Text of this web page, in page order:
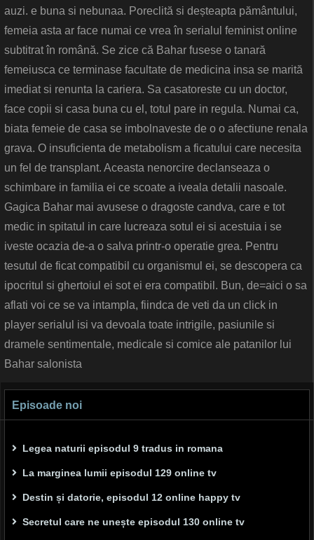
auzi. e buna si nebunaa. Poreclită si deșteapta pământului,
femeia asta ar face numai ce vrea în serialul feminist online
subtitrat în română. Se zice că Bahar fusese o tanară
femeiusca ce terminase facultate de medicina insa se marită
imediat si renunta la cariera. Sa casatoreste cu un doctor,
face copii si casa buna cu el, totul pare in regula. Numai ca,
biata femeie de casa se imbolnaveste de o o afectiune renala
grava. O insuficienta de metabolism a ficatului care necesita
un fel de transplant. Aceasta nenorcire declanseaza o
schimbare in familia ei ce scoate a iveala detalii nasoale.
Gagica Bahar mai avusese o dragoste candva, care e tot
medic in spitatul in care lucreaza sotul ei si acestuia i se
iveste ocazia de-a o salva printr-o operatie grea. Pentru
tesutul de ficat compatibil cu organismul ei, se descopera ca
ipocritul si ghertoiul ei sot ei era compatibil. Bun, de=aici o sa
aflati voi ce se va intampla, fiindca de veti da un click in
player serialul isi va devoala toate intrigile, pasiunile si
dramele sentimentale, medicale si comice ale patanilor lui
Bahar salonista
Episoade noi
Legea naturii episodul 9 tradus in romana
La marginea lumii episodul 129 online tv
Destin și datorie, episodul 12 online happy tv
Secretul care ne unește episodul 130 online tv